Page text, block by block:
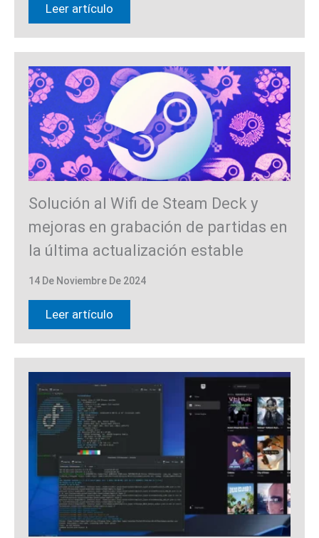
Leer artículo
Solución al Wifi de Steam Deck y
mejoras en grabación de partidas en
la última actualización estable
14 De Noviembre De 2024
Leer artículo